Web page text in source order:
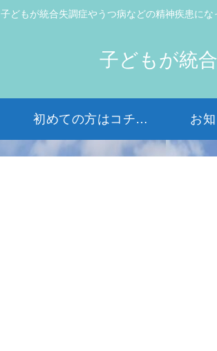
子どもが統合失調症やうつ病などの精神疾患に
子どもが統
初めての方はコチラから お